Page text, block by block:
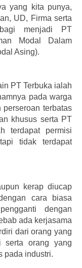
yang kita punya,
UD, Firma serta
menjadi PT
Modal Dalam
Asing).
PT Terbuka ialah
pada warga
perseroan terbatas
khusus serta PT
terdapat permisi
tidak terdapat
kerap diucap
cara biasa
dengan
ada kerjasama
dari orang yang
serta orang yang
pada industri.